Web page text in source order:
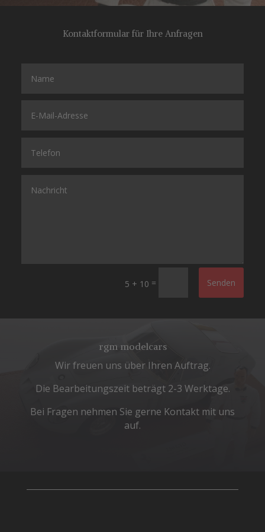
Kontaktformular für Ihre Anfragen
5 + 10 = Senden
rgm modelcars
Wir freuen uns über Ihren Auftrag.
Die Bearbeitungszeit beträgt 2-3 Werktage.
Bei Fragen nehmen Sie gerne Kontakt mit uns
auf.